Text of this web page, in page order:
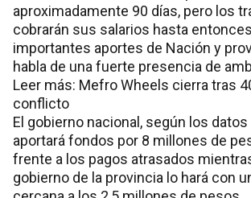
aproximadamente 90 días, pero los
cobrarán sus salarios hasta
importantes aportes de Nación y
habla de una fuerte presencia de
Leer más: Mefro Wheels cierra tras
conflicto
El gobierno nacional, según los
aportará fondos por 8 millones de
frente a los pagos atrasados
gobierno de la provincia lo hará con